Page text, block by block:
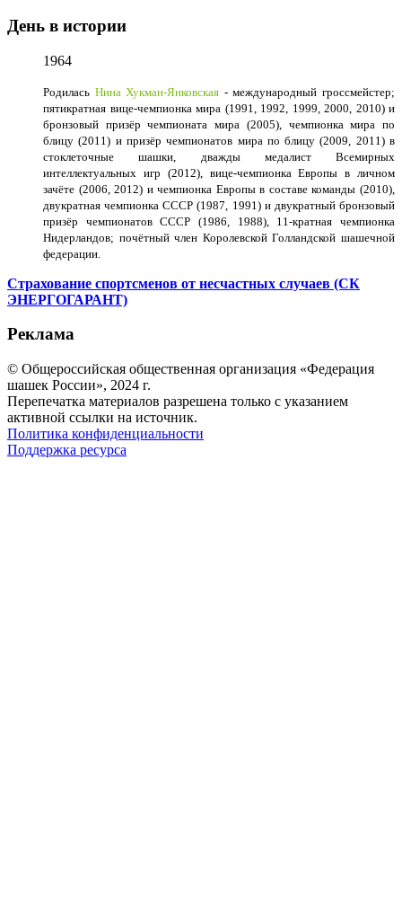
День в истории
1964
Родилась Нина Хукман-Янковская - международный гроссмейстер;
пятикратная вице-чемпионка мира (1991, 1992, 1999, 2000, 2010) и
бронзовый призёр чемпионата мира (2005), чемпионка мира по
блицу (2011) и призёр чемпионатов мира по блицу (2009, 2011) в
стоклеточные шашки, дважды медалист Всемирных
интеллектуальных игр (2012), вице-чемпионка Европы в личном
зачёте (2006, 2012) и чемпионка Европы в составе команды (2010),
двукратная чемпионка СССР (1987, 1991) и двукратный бронзовый
призёр чемпионатов СССР (1986, 1988), 11-кратная чемпионка
Нидерландов; почётный член Королевской Голландской шашечной
федерации.
Страхование спортсменов от несчастных случаев (СК
ЭНЕРГОГАРАНТ)
Реклама
© Общероссийская общественная организация «Федерация
шашек России», 2024 г.
Перепечатка материалов разрешена только с указанием
активной ссылки на источник.
Политика конфиденциальности
Поддержка ресурса